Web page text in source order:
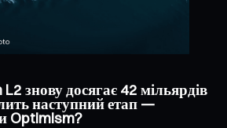
знову досягає 42 мільярдів
наступний етап —
Optimism?